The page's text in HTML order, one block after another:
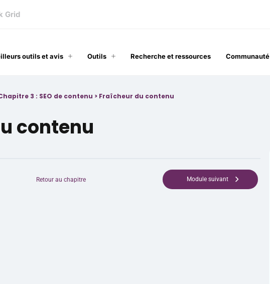
Grid
outils et avis Outils Recherche et ressources Communauté
3 : SEO de contenu > Fraîcheur du contenu
contenu
Retour au chapitre Module suivant